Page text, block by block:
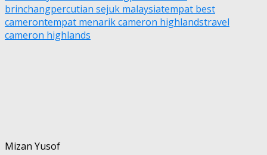
brinchangpercutian sejuk malaysiatempat best
camerontempat menarik cameron highlandstravel
cameron highlands
Mizan Yusof